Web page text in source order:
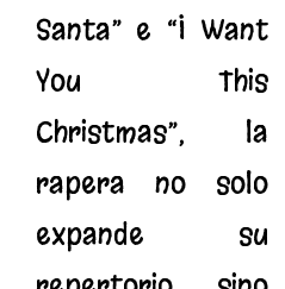
Santa” e “I Want
You This
Christmas”, la
rapera no solo
expande su